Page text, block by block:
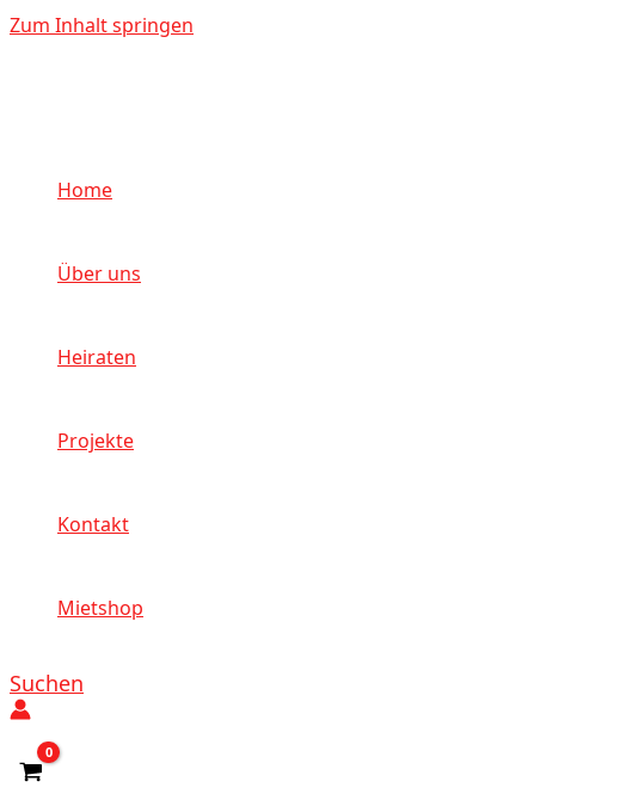
Zum Inhalt springen
Home
Über uns
Heiraten
Projekte
Kontakt
Mietshop
Suchen